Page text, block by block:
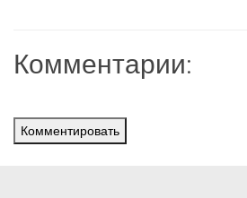
Комментарии:
Комментировать